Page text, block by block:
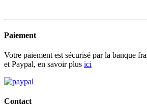
Paiement
Votre paiement est sécurisé par la banque
et Paypal, en savoir plus ici
Contact